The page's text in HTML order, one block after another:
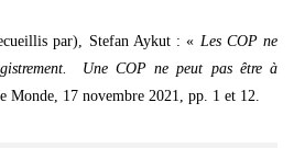
par), Stefan Aykut : « Les COP ne
Une COP ne peut pas être à
Monde, 17 novembre 2021, pp. 1 et 12.